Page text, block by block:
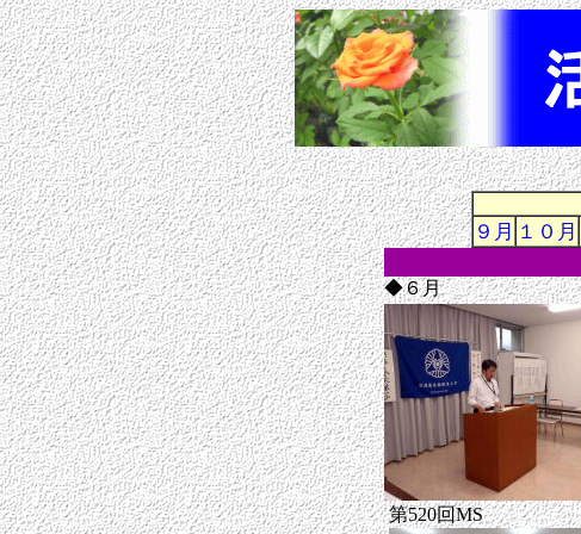
９月 １０月
◆６月
第520回MS